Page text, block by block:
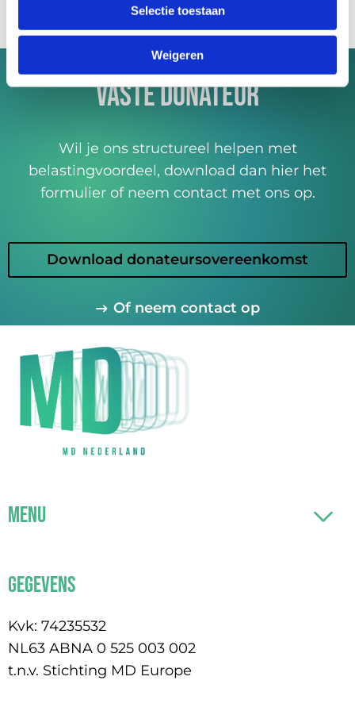
Selectie toestaan
Weigeren
Download donateursovereenkomst
Maak het verschil en word
vaste donateur
Wil je ons structureel helpen met
belastingvoordeel, download dan hier het
formulier of neem contact met ons op.
Download donateursovereenkomst
Of neem contact op
Menu
Gegevens
Kvk: 74235532
NL63 ABNA 0 525 003 002
t.n.v. Stichting MD Europe